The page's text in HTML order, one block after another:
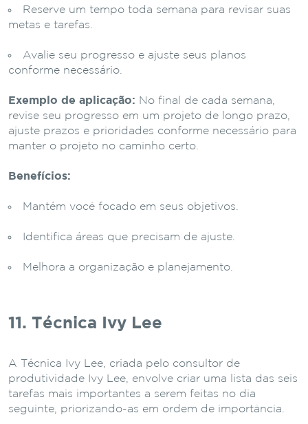
Reserve um tempo toda semana para revisar suas
metas e tarefas.
Avalie seu progresso e ajuste seus planos
conforme necessário.
Exemplo de aplicação: No final de cada semana,
revise seu progresso em um projeto de longo prazo,
ajuste prazos e prioridades conforme necessário para
manter o projeto no caminho certo.
Benefícios:
Mantém você focado em seus objetivos.
Identifica áreas que precisam de ajuste.
Melhora a organização e planejamento.
11. Técnica Ivy Lee
A Técnica Ivy Lee, criada pelo consultor de
produtividade Ivy Lee, envolve criar uma lista das seis
tarefas mais importantes a serem feitas no dia
seguinte, priorizando-as em ordem de importância.